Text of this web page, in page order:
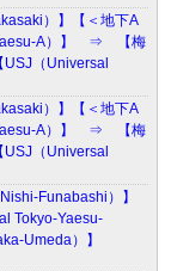
）】【＜地下A
Yaesu-A）】 ⇒ 【梅
USJ（Universal
）】【＜地下A
Yaesu-A）】 ⇒ 【梅
USJ（Universal
Funabashi）】
Tokyo-Yaesu-
Umeda）】